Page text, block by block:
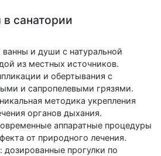
санатории
ванны и души с натуральной
из местных источников.
и обертывания с
и сапропелевыми грязями.
методика укрепления
органов дыхания.
аппаратные процедуры
от природного лечения.
дозированные прогулки по